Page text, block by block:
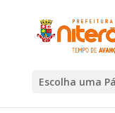
Escolha uma